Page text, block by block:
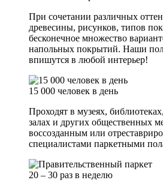
При сочетании различных
древесины, рисунков, типов
бесконечное множество
напольных покрытий. Наши
впишутся в любой интерьер!
15 000 человек в день
Проходят в музеях,
залах и других общественных
воссозданным или
специалистами паркетными
20 – 30 раз в неделю